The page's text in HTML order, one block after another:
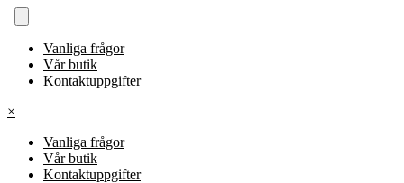
Vanliga frågor
Vår butik
Kontaktuppgifter
×
Vanliga frågor
Vår butik
Kontaktuppgifter